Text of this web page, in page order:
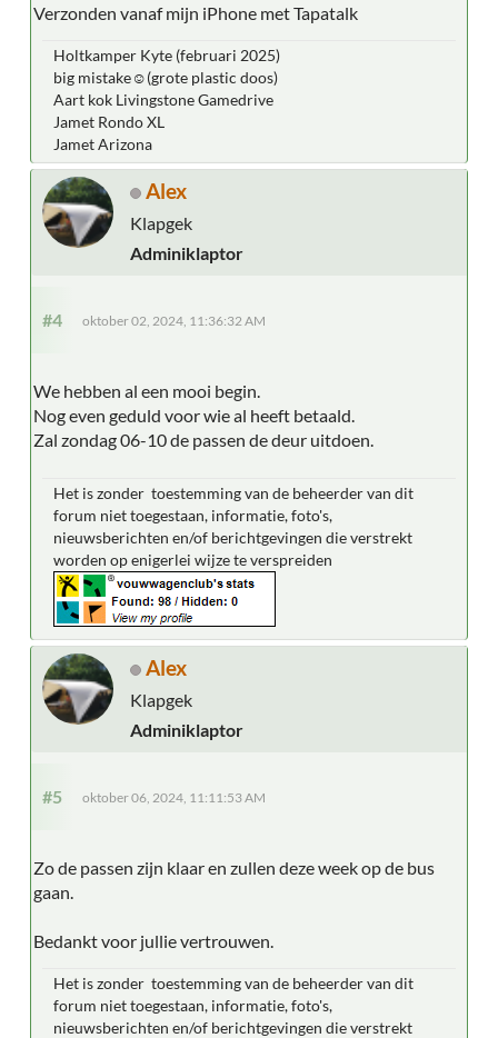
Verzonden vanaf mijn iPhone met Tapatalk
Holtkamper Kyte (februari 2025)
big mistake☺(grote plastic doos)
Aart kok Livingstone Gamedrive
Jamet Rondo XL
Jamet Arizona
Alex
Klapgek
Adminiklaptor
#4 oktober 02, 2024, 11:36:32 AM
We hebben al een mooi begin.
Nog even geduld voor wie al heeft betaald.
Zal zondag 06-10 de passen de deur uitdoen.
Het is zonder toestemming van de beheerder van dit
forum niet toegestaan, informatie, foto's,
nieuwsberichten en/of berichtgevingen die verstrekt
worden op enigerlei wijze te verspreiden
Alex
Klapgek
Adminiklaptor
#5 oktober 06, 2024, 11:11:53 AM
Zo de passen zijn klaar en zullen deze week op de bus
gaan.
Bedankt voor jullie vertrouwen.
Het is zonder toestemming van de beheerder van dit
forum niet toegestaan, informatie, foto's,
nieuwsberichten en/of berichtgevingen die verstrekt